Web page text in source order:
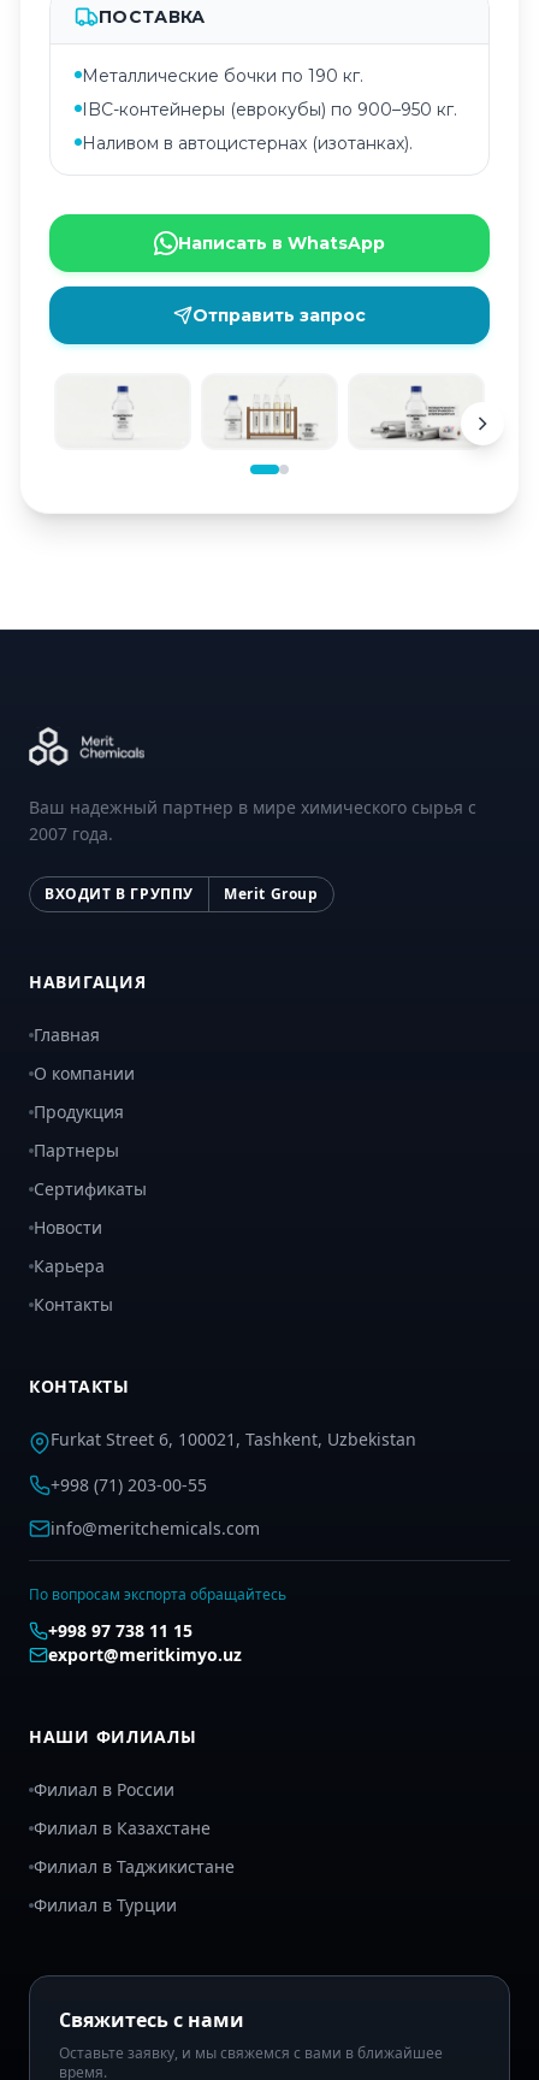
ПОСТАВКА
Металлические бочки по 190 кг.
IBC-контейнеры (еврокубы) по 900–950 кг.
Наливом в автоцистернах (изотанках).
Написать в WhatsApp
Отправить запрос
Ваш надежный партнер в мире химического сырья с
2007 года.
ВХОДИТ В ГРУППУ Merit Group
НАВИГАЦИЯ
Главная
О компании
Продукция
Партнеры
Сертификаты
Новости
Карьера
Контакты
КОНТАКТЫ
Furkat Street 6, 100021, Tashkent, Uzbekistan
+998 (71) 203-00-55
info@meritchemicals.com
По вопросам экспорта обращайтесь
+998 97 738 11 15
export@meritkimyo.uz
НАШИ ФИЛИАЛЫ
Филиал в России
Филиал в Казахстане
Филиал в Таджикистане
Филиал в Турции
Свяжитесь с нами
Оставьте заявку, и мы свяжемся с вами в ближайшее
время.